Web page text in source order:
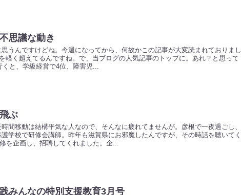
思議な動き
うんですけどね。今週になってから、何故かこの記事が大変読まれておりまし
軽く超えてるんですね。で、当ブログの人気記事のトップに。あれ？と思って
と、学級経営で4位、障害児...
ぶ
間移動は結構平気な人なので、そんなに疲れてませんが。彦根で一夜過ごし、
学校で研修会講師。昨年も滋賀県にお邪魔したんですが、その時話を聴いてく
を企画し、招聘してくれました。企...
みんなの特別支援教育3月号